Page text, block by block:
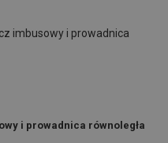
imbusowy i prowadnica
i prowadnica równoległa